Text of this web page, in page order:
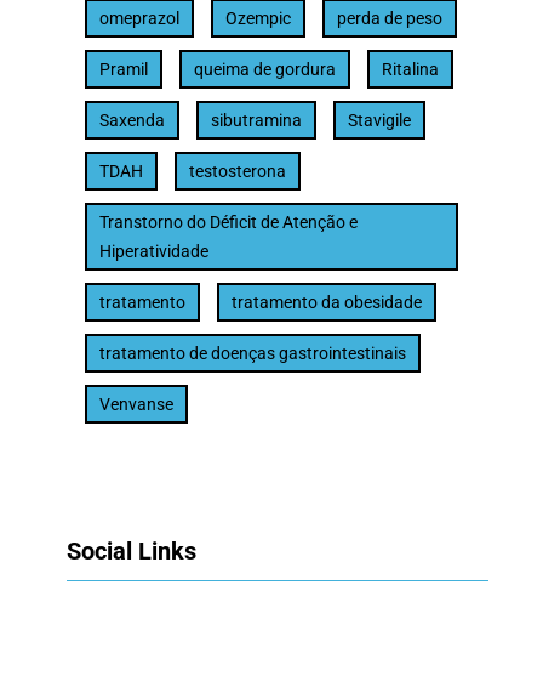
omeprazol Ozempic perda de peso
Pramil queima de gordura Ritalina
Saxenda sibutramina Stavigile
TDAH testosterona
Transtorno do Déficit de Atenção e
Hiperatividade
tratamento tratamento da obesidade
tratamento de doenças gastrointestinais
Venvanse
Social Links